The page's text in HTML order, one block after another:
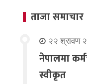
ताजा समाचार
२२ श्रावण
नेपालमा
स्वीकृत